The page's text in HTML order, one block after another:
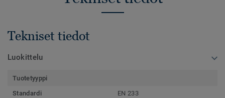
Tekniset tiedot
Luokittelu
Tuotetyyppi
Standardi
EN 233